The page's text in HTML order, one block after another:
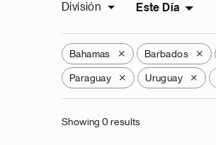
División Este Día
Bahamas X Barbados X
Paraguay X Uruguay X
Showing 0 results